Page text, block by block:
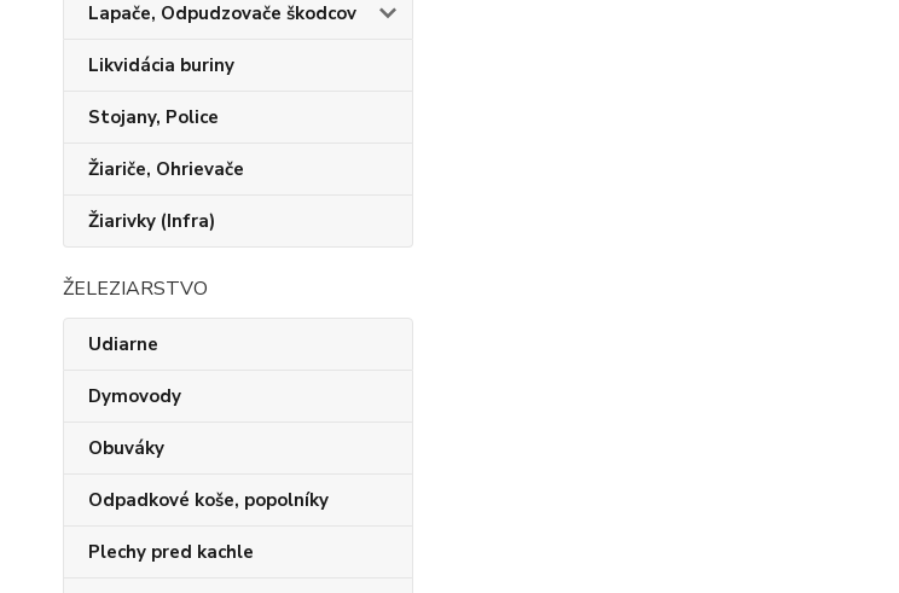
Lapače, Odpudzovače škodcov
Likvidácia buriny
Stojany, Police
Žiariče, Ohrievače
Žiarivky (Infra)
ŽELEZIARSTVO
Udiarne
Dymovody
Obuváky
Odpadkové koše, popolníky
Plechy pred kachle